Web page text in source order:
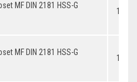
MF DIN 2181 HSS-G
MF DIN 2181 HSS-G